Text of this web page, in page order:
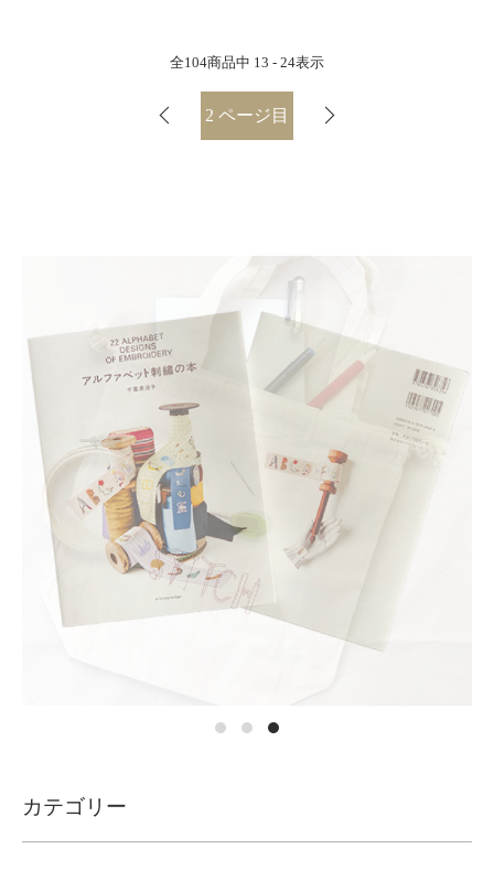
全104商品中 13 - 24表示
2 ページ目
カテゴリー